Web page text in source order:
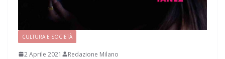
CULTURA E SOCIETÀ
2 Aprile 2021 Redazione Milano